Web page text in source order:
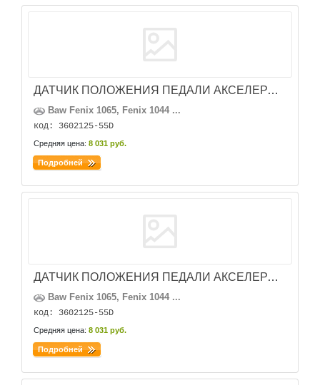
ДАТЧИК ПОЛОЖЕНИЯ ПЕДАЛИ АКСЕЛЕРАТОРА (ЕВРО3)
Baw Fenix 1065, Fenix 1044 ...
код: 3602125-55D
Средняя цена: 8 031 руб.
Подробней
ДАТЧИК ПОЛОЖЕНИЯ ПЕДАЛИ АКСЕЛЕРАТОРА (ЕВРО3)
Baw Fenix 1065, Fenix 1044 ...
код: 3602125-55D
Средняя цена: 8 031 руб.
Подробней